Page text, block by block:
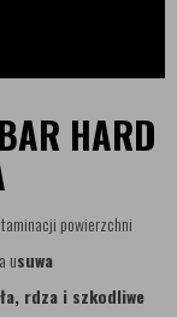
HARD
powierzchni
usuwa
rdza i szkodliwe